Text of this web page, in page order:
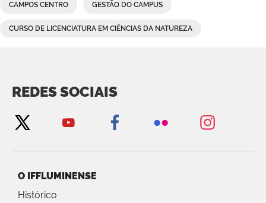
CAMPOS CENTRO GESTÃO DO CAMPUS
CURSO DE LICENCIATURA EM CIÊNCIAS DA NATUREZA
REDES SOCIAIS
O IFFLUMINENSE
Histórico